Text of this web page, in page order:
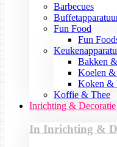
Barbecues
Fun Food
Fun
Bakken
Koelen &
Koken &
Koffie & Thee
Inrichting & Decoratie
In Inrichting &